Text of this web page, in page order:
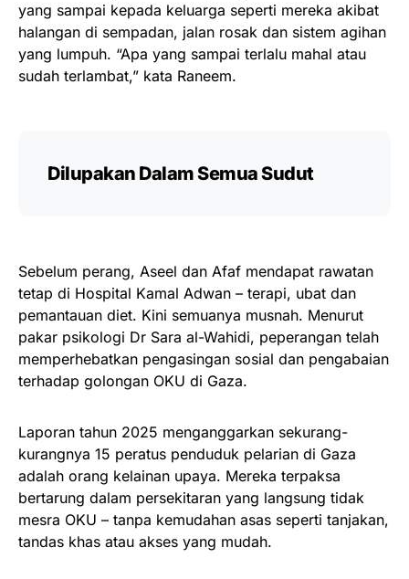
yang sampai kepada keluarga seperti mereka akibat
halangan di sempadan, jalan rosak dan sistem agihan
yang lumpuh. “Apa yang sampai terlalu mahal atau
sudah terlambat,” kata Raneem.
Dilupakan Dalam Semua Sudut
Sebelum perang, Aseel dan Afaf mendapat rawatan
tetap di Hospital Kamal Adwan – terapi, ubat dan
pemantauan diet. Kini semuanya musnah. Menurut
pakar psikologi Dr Sara al-Wahidi, peperangan telah
memperhebatkan pengasingan sosial dan pengabaian
terhadap golongan OKU di Gaza.
Laporan tahun 2025 menganggarkan sekurang-
kurangnya 15 peratus penduduk pelarian di Gaza
adalah orang kelainan upaya. Mereka terpaksa
bertarung dalam persekitaran yang langsung tidak
mesra OKU – tanpa kemudahan asas seperti tanjakan,
tandas khas atau akses yang mudah.